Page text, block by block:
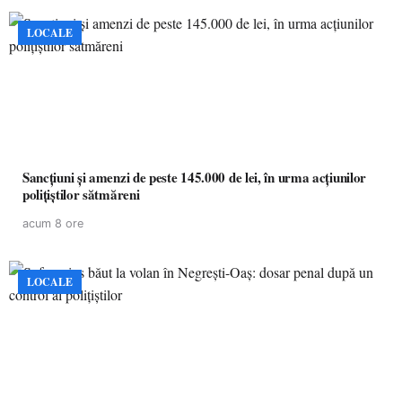
LOCALE
Sancțiuni și amenzi de peste 145.000 de lei, în urma acțiunilor
polițiștilor sătmăreni
acum 8 ore
LOCALE